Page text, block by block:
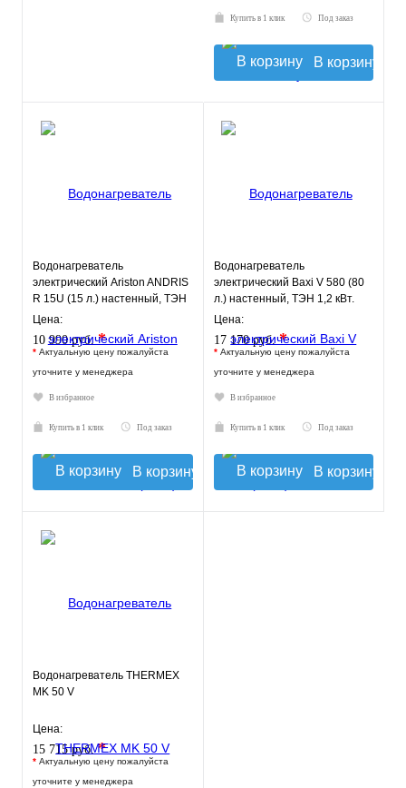
Купить в 1 клик Под заказ
В корзину
Водонагреватель
электрический Ariston ANDRIS
R 15U (15 л.) настенный, ТЭН
1,2 кВт.
Цена:
10 990 руб.*
* Актуальную цену пожалуйста
уточните у менеджера
В избранное
Купить в 1 клик Под заказ
В корзину
Водонагреватель
электрический Baxi V 580 (80
л.) настенный, ТЭН 1,2 кВт.
Цена:
17 170 руб.*
* Актуальную цену пожалуйста
уточните у менеджера
В избранное
Купить в 1 клик Под заказ
В корзину
Водонагреватель THERMEX
MK 50 V
Цена:
15 715 руб.*
* Актуальную цену пожалуйста
уточните у менеджера